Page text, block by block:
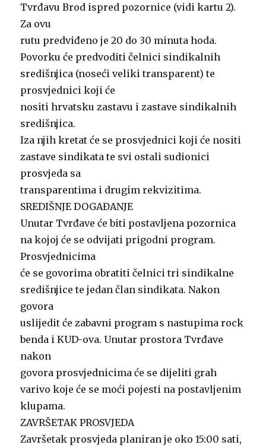
Tvrđavu Brod ispred pozornice (vidi kartu 2).
Za ovu
rutu predviđeno je 20 do 30 minuta hoda.
Povorku će predvoditi čelnici sindikalnih
središnjica (noseći veliki transparent) te
prosvjednici koji će
nositi hrvatsku zastavu i zastave sindikalnih
središnjica.
Iza njih kretat će se prosvjednici koji će nositi
zastave sindikata te svi ostali sudionici
prosvjeda sa
transparentima i drugim rekvizitima.
SREDIŠNJE DOGAĐANJE
Unutar Tvrđave će biti postavljena pozornica
na kojoj će se odvijati prigodni program.
Prosvjednicima
će se govorima obratiti čelnici tri sindikalne
središnjice te jedan član sindikata. Nakon
govora
uslijedit će zabavni program s nastupima rock
benda i KUD-ova. Unutar prostora Tvrđave
nakon
govora prosvjednicima će se dijeliti grah
varivo koje će se moći pojesti na postavljenim
klupama.
ZAVRŠETAK PROSVJEDA
Završetak prosvjeda planiran je oko 15:00 sati,